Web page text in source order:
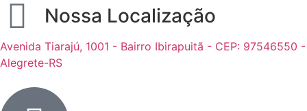
Nossa Localização
Avenida Tiarajú, 1001 - Bairro Ibirapuitã - CEP: 97546550 -
Alegrete-RS